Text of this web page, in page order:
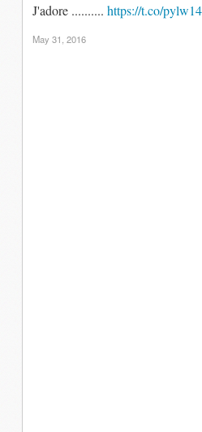
J'adore .......... https://t.co/
May 31, 2016